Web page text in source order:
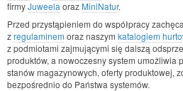
firmyJuweela oraz MiniNatur.
Przed przystąpieniem do współpracy
zregulaminem oraz naszym katalogiem
z podmiotami zajmującymi się dalszą
produktów, a nowoczesny system umożliwia
stanów magazynowych, oferty produktowej,
bezpośrednio do Państwa systemów.